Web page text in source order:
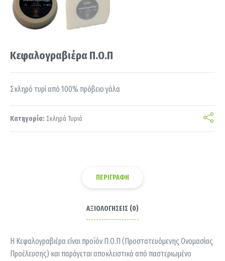
Κεφαλογραβιέρα Π.Ο.Π
Σκληρό τυρί από 100% πρόβειο γάλα
Κατηγορία: Σκληρά Τυριά
ΠΕΡΙΓΡΑΦΉ
ΑΞΙΟΛΟΓΉΣΕΙΣ (0)
Η Κεφαλογραβιέρα είναι προϊόν Π.Ο.Π (Προστατευόμενης Ονομασίας
Προέλευσης) και παράγεται αποκλειστικά από παστεριωμένο